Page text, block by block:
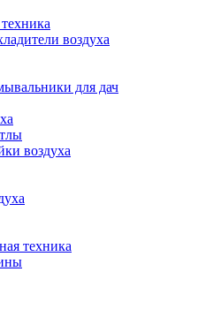
воздуха
для дач
воздуха
техника